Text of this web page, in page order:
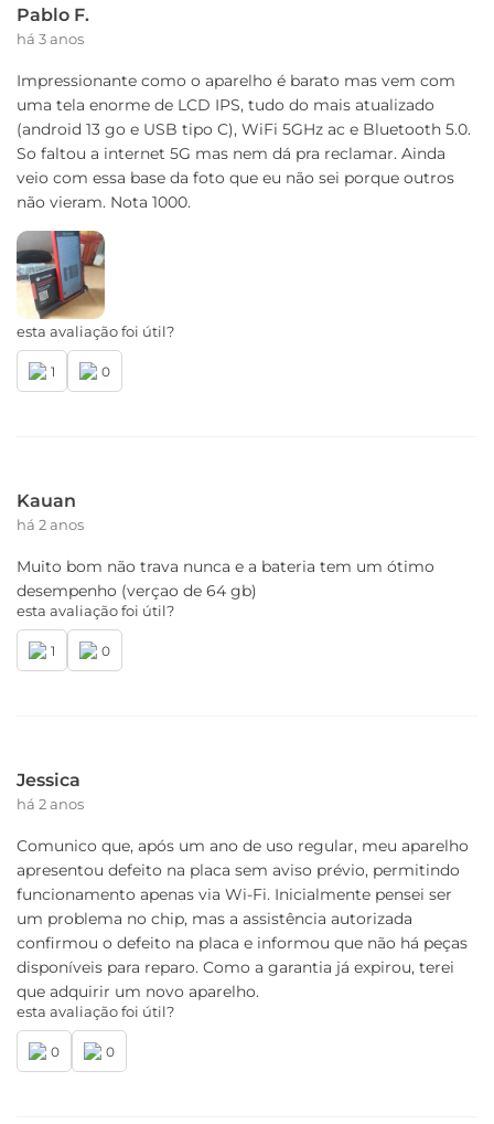
B1/B2/B3/B4/B5/B7/B8/B13/B26/B28/B38/B40/B66
Não
Cartão SIM
Nano SIM (4FF), Dual Chip + SD Card
802.11 a/b/g/n/ac | 2,4 GHz e 5 GHz
Bluetooth
Bluetooth® 5.0
Serviços de Localização
GPS, AGPS, LTEPP, SUPL,Glonass, Galileo
Conteúdo da Caixa
01 Telefone
01 Kit de manuais
01 Cabo USB-A / USB-C
01 Carregador de parede
01 Ferramenta de remoção do chip
Pablo F.
há 3 anos
Impressionante como o aparelho é barato mas vem com
uma tela enorme de LCD IPS, tudo do mais atualizado
(android 13 go e USB tipo C), WiFi 5GHz ac e Bluetooth 5.0.
So faltou a internet 5G mas nem dá pra reclamar. Ainda
veio com essa base da foto que eu não sei porque outros
não vieram. Nota 1000.
esta avaliação foi útil?
1 0
Kauan
há 2 anos
Muito bom não trava nunca e a bateria tem um ótimo
desempenho (verçao de 64 gb)
esta avaliação foi útil?
1 0
Jessica
há 2 anos
Comunico que, após um ano de uso regular, meu aparelho
apresentou defeito na placa sem aviso prévio, permitindo
funcionamento apenas via Wi-Fi. Inicialmente pensei ser
um problema no chip, mas a assistência autorizada
confirmou o defeito na placa e informou que não há peças
disponíveis para reparo. Como a garantia já expirou, terei
que adquirir um novo aparelho.
esta avaliação foi útil?
0 0